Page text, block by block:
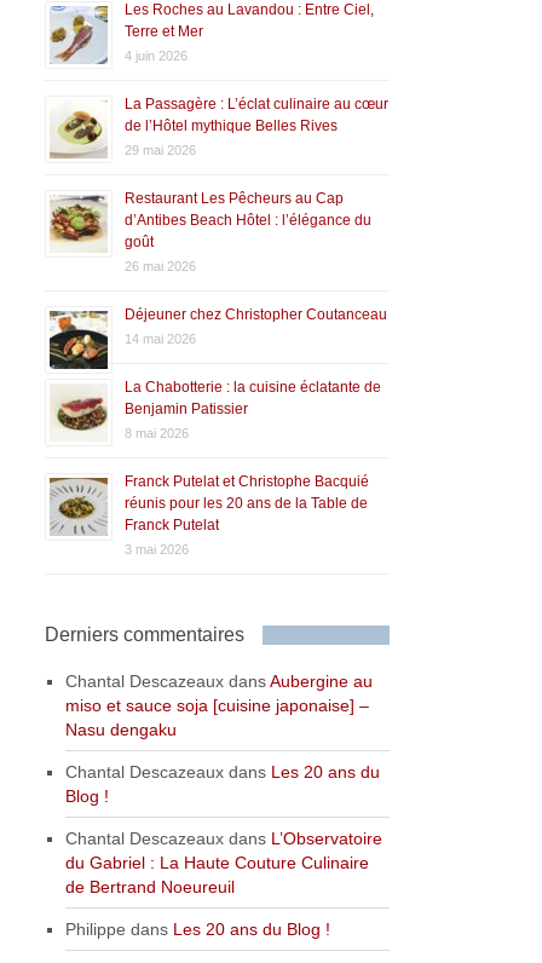
Les Roches au Lavandou : Entre Ciel,
Terre et Mer
4 juin 2026
La Passagère : L’éclat culinaire au cœur
de l’Hôtel mythique Belles Rives
29 mai 2026
Restaurant Les Pêcheurs au Cap
d’Antibes Beach Hôtel : l’élégance du
goût
26 mai 2026
Déjeuner chez Christopher Coutanceau
14 mai 2026
La Chabotterie : la cuisine éclatante de
Benjamin Patissier
8 mai 2026
Franck Putelat et Christophe Bacquié
réunis pour les 20 ans de la Table de
Franck Putelat
3 mai 2026
Derniers commentaires
Chantal Descazeaux dansAubergine au
miso et sauce soja [cuisine japonaise] –
Nasu dengaku
Chantal Descazeaux dans Les 20 ans du
Blog !
Chantal Descazeaux dans L’Observatoire
du Gabriel : La Haute Couture Culinaire
de Bertrand Noeureuil
Philippe dans Les 20 ans du Blog !